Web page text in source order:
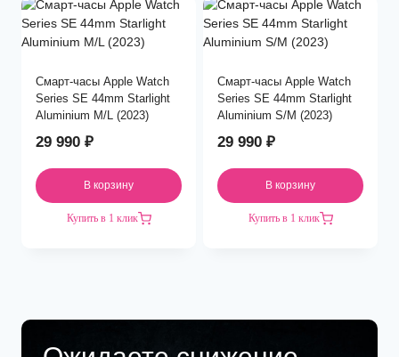
Смарт-часы Apple Watch
Series SE 44mm Starlight
Aluminium M/L (2023)
29 990 ₽
В корзину
Купить в 1 клик
Смарт-часы Apple Watch
Series SE 44mm Starlight
Aluminium S/M (2023)
29 990 ₽
В корзину
Купить в 1 клик